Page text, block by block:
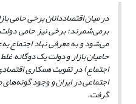
در میان اقتصاددانان برخی حامی
برمیشمرند؛ برخی نیز حامی
میشود و به معرفی نهاد اجتماع به
حامیان بازار و دولت یک دوگانه
اجتماع) در تقویت همکاری
اجتماعی در ایران و وجود گونههای
گرفت.